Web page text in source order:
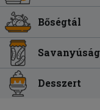
Bőségtál
Savanyúság
Desszert